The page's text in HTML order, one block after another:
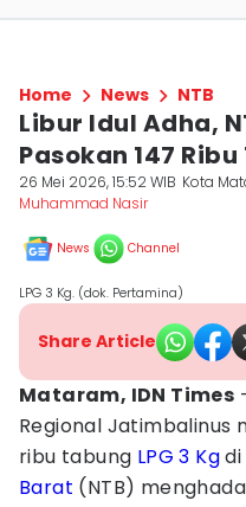
Home News NTB
Libur Idul Adha,
Pasokan 147 Ribu
26 Mei 2026, 15:52 WIB Kota
Muhammad Nasir
News Channel
LPG 3 Kg. (dok. Pertamina)
Share Article
Mataram, IDN Times
Regional Jatimbalinus
ribu tabung LPG 3 Kg
Barat (NTB)